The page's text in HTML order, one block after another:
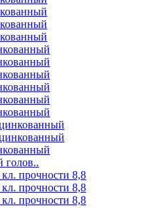
голов..
прочности 8,8
прочности 8,8
прочности 8,8